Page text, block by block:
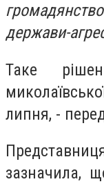
держави-
Таке
липня, -
зазначила,